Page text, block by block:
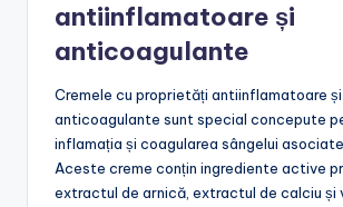
antiinflamatoare și
anticoagulante
Cremele cu proprietăți antiinflamatoare și
anticoagulante sunt special concepute
inflamația și coagularea sângelui
Aceste creme conțin ingrediente active
extractul de arnică, extractul de calciu și